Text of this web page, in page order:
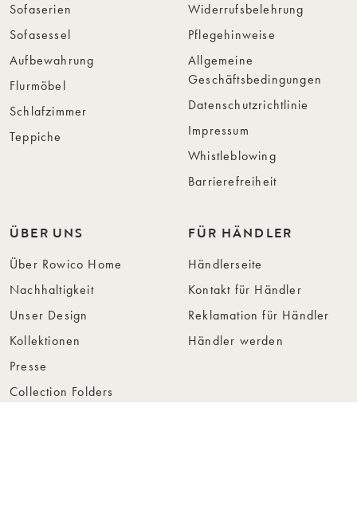
Sofaserien
Sofasessel
Aufbewahrung
Flurmöbel
Schlafzimmer
Teppiche
Widerrufsbelehrung
Pflegehinweise
Allgemeine
Geschäftsbedingungen
Datenschutzrichtlinie
Impressum
Whistleblowing
Barrierefreiheit
ÜBER UNS
Über Rowico Home
Nachhaltigkeit
Unser Design
Kollektionen
Presse
Collection Folders
FÜR HÄNDLER
Händlerseite
Kontakt für Händler
Reklamation für Händler
Händler werden